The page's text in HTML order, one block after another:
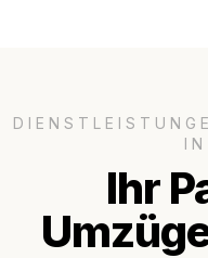
Ihr